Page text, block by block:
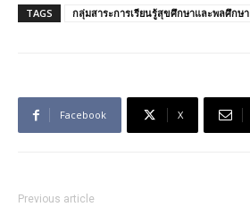
TAGS กลุ่มสาระการเรียนรู้สุขศึกษาและพลศึกษา
Facebook X
Previous article